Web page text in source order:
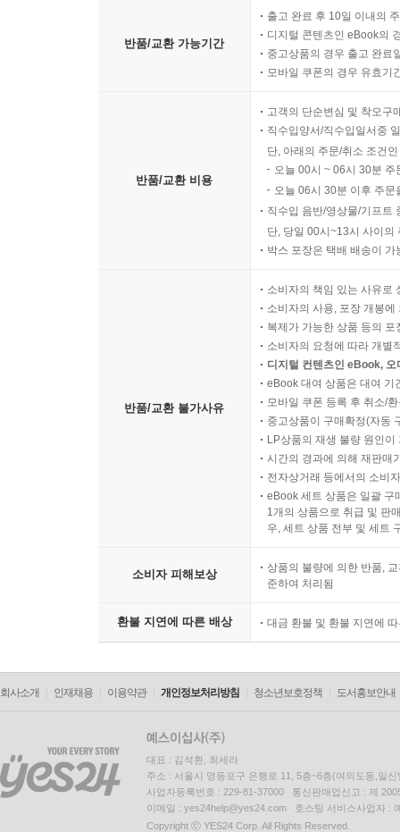
보여 준다. _ <퍼블리셔스 위클리>
■ 이 시대에 팀 켈러 같은 일꾼을 보내 주신 주님께
반품/교환 가능기간
출고 완료 후 10일 이내의
디지털 콘텐츠인 eBook의
중고상품의 경우 출고 완료
모바일 쿠폰의 경우 유효기
반품/교환 비용
고객의 단순변심 및 착오구
직수입양서/직수입일서중
단, 아래의 주문/취소 조건
오늘 00시 ~ 06시 30분
오늘 06시 30분 이후 주
직수입 음반/영상물/기프트
단, 당일 00시~13시 사이의
박스 포장은 택배 배송이
반품/교환 불가사유
소비자의 책임 있는 사유로
소비자의 사용, 포장 개봉
복제가 가능한 상품 등의
소비자의 요청에 따라 개별
디지털 컨텐츠인 eBook,
eBook 대여 상품은 대여 기
모바일 쿠폰 등록 후 취소/
중고상품이 구매확정(자동
LP상품의 재생 불량 원인
시간의 경과에 의해 재판매
전자상거래 등에서의 소비
eBook 세트 상품은 일괄 구
1개의 상품으로 취급 및 판
우, 세트 상품 전부 및 세트
소비자 피해보상
상품의 불량에 의한 반품,
준하여 처리됨
환불 지연에 따른 배상 대금 환불 및 환불 지연에
회사소개 인재채용 이용약관 개인정보처리방침 청소년보호정책 도서홍보안내
대표 : 김석환, 최세라
주소 : 서울시 영등포구 은행로 11, 5층~6층(여의도동,일신
사업자등록번호 : 229-81-37000 통신판매업신고 : 제
이메일 : yes24help@yes24.com 호스팅 서비스사업자 :
Copyright ⓒ YES24 Corp. All Rights Reserved.